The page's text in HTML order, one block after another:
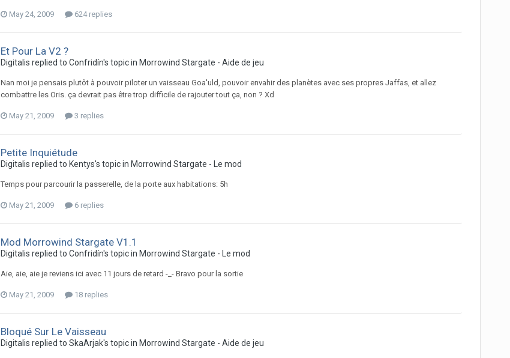
May 24, 2009 624 replies
Et Pour La V2 ?
Digitalis replied to Confridín's topic in Morrowind Stargate - Aide de jeu
Nan moi je pensais plutôt à pouvoir piloter un vaisseau Goa'uld, pouvoir envahir des planètes avec ses propres Jaffas, et allez
combattre les Oris. ça devrait pas être trop difficile de rajouter tout ça, non ? Xd
May 21, 2009 3 replies
Petite Inquiétude
Digitalis replied to Kentys's topic in Morrowind Stargate - Le mod
Temps pour parcourir la passerelle, de la porte aux habitations: 5h
May 21, 2009 6 replies
Mod Morrowind Stargate V1.1
Digitalis replied to Confridín's topic in Morrowind Stargate - Le mod
Aie, aie, aie je reviens ici avec 11 jours de retard -_- Bravo pour la sortie
May 21, 2009 18 replies
Bloqué Sur Le Vaisseau
Digitalis replied to SkaArjak's topic in Morrowind Stargate - Aide de jeu